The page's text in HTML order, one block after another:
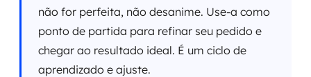
não for perfeita, não desanime. Use-a como
ponto de partida para refinar seu pedido e
chegar ao resultado ideal. É um ciclo de
aprendizado e ajuste.